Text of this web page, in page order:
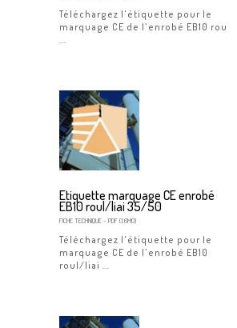
Téléchargez l'étiquette pour le
marquage CE de l'enrobé EB10 rou
Etiquette marquage CE enrobé
EB10 roul/liai 35/50
FICHE TECHNIQUE- PDF (1.6MO)
Téléchargez l'étiquette pour le
marquage CE de l'enrobé EB10
roul/liai ...